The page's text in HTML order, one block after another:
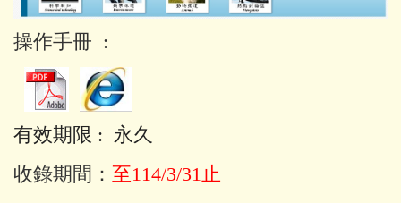
操作手冊 :
有效期限 : 永久
收錄期間： 至114/3/31止